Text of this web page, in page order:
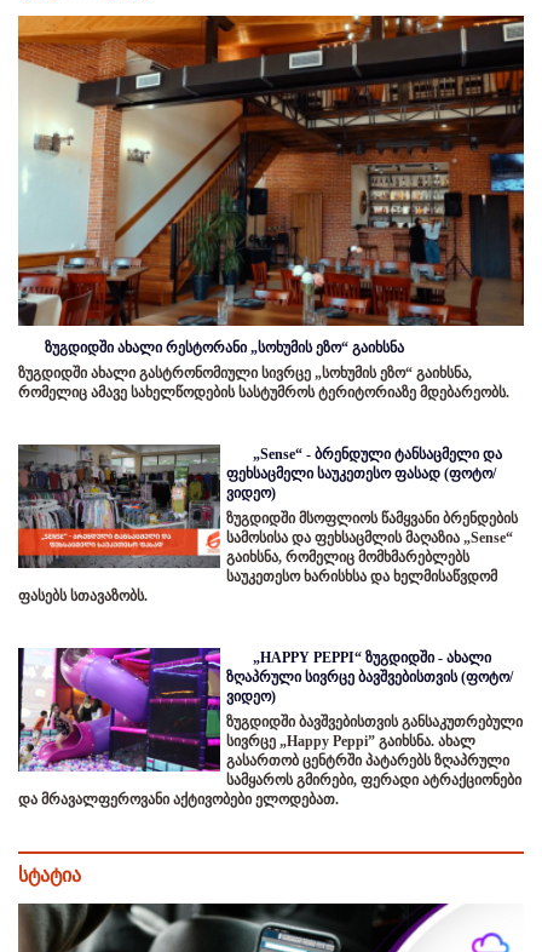
ზუგდიდში ახალი რესტორანი „სოხუმის ეზო“ გაიხსნა
ზუგდიდში ახალი გასტრონომიული სივრცე „სოხუმის ეზო“ გაიხსნა,
რომელიც ამავე სახელწოდების სასტუმროს ტერიტორიაზე მდებარეობს.
„Sense“ - ბრენდული ტანსაცმელი და
ფეხსაცმელი საუკეთესო ფასად (ფოტო/
ვიდეო)
ზუგდიდში მსოფლიოს წამყვანი ბრენდების
სამოსისა და ფეხსაცმლის მაღაზია „Sense“
გაიხსნა, რომელიც მომხმარებლებს
საუკეთესო ხარისხსა და ხელმისაწვდომ
ფასებს სთავაზობს.
„HAPPY PEPPI“ ზუგდიდში - ახალი
ზღაპრული სივრცე ბავშვებისთვის (ფოტო/
ვიდეო)
ზუგდიდში ბავშვებისთვის განსაკუთრებული
სივრცე „Happy Peppi” გაიხსნა. ახალ
გასართობ ცენტრში პატარებს ზღაპრული
სამყაროს გმირები, ფერადი ატრაქციონები
და მრავალფეროვანი აქტივობები ელოდებათ.
სტატია